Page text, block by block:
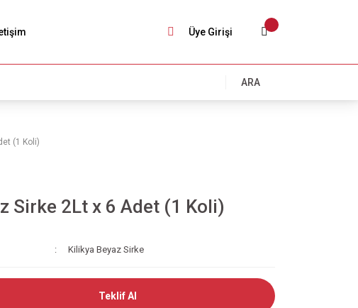
Üye Girişi
ARA
(1 Koli)
Sirke 2Lt x 6 Adet (1 Koli)
Kilikya Beyaz Sirke
Teklif Al